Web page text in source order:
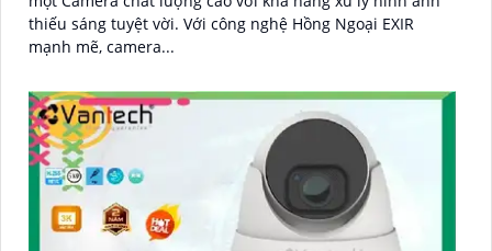
thiếu sáng tuyệt vời. Với công nghệ Hồng Ngoại EXIR
mạnh mẽ, camera...